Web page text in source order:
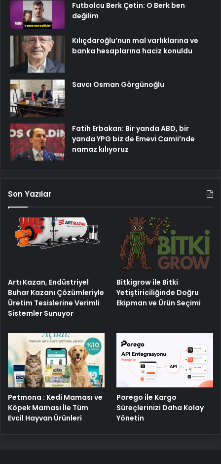
Futbolcu Berk Çetin: O Berk ben
değilim
Kılıçdaroğlu’nun mal varlıklarına ve
banka hesaplarına haciz konuldu
Savcı Osman Görgünoğlu
Fatih Erbakan: Bir yanda ABD, bir
yanda YPG biz de Emevi Camii’nde
namaz kılıyoruz
Son Yazılar
Artı Kazan, Endüstriyel
Buhar Kazanı Çözümleriyle
Üretim Tesislerine Verimli
Sistemler Sunuyor
Bitkigrow ile Bitki
Yetiştiriciliğinde Doğru
Ekipman ve Ürün Seçimi
Petmona : Kedi Maması ve
Köpek Maması İle Tüm
Evcil Hayvan Ürünleri
Porego ile Kargo
Süreçlerinizi Daha Kolay
Yönetin